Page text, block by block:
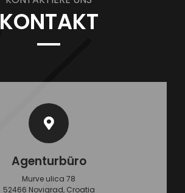
KONTAKT
Agenturbüro
Murve ulica 78
52466 Novigrad, Croatia